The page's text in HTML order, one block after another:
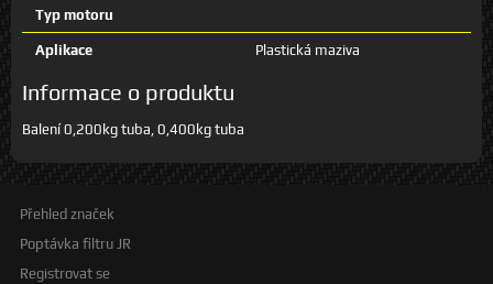
Typ motoru
Aplikace Plastická maziva
Informace o produktu
Balení 0,200kg tuba, 0,400kg tuba
Přehled značek
Poptávka filtru JR
Registrovat se